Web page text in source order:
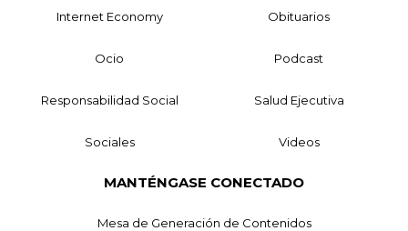
Internet Economy Obituarios
Ocio Podcast
Responsabilidad Social Salud Ejecutiva
Sociales Videos
MANTÉNGASE CONECTADO
Mesa de Generación de Contenidos